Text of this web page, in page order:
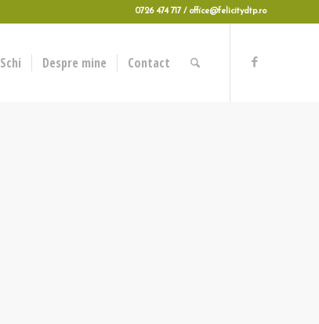
0726 474 717 / office@felicitydtp.ro
Schi Despre mine Contact